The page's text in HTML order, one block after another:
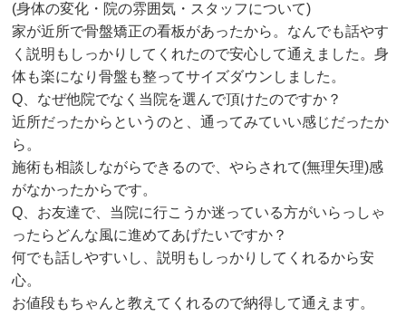
(身体の変化・院の雰囲気・スタッフについて)
家が近所で骨盤矯正の看板があったから。なんでも話やす
く説明もしっかりしてくれたので安心して通えました。身
体も楽になり骨盤も整ってサイズダウンしました。
Q 、なぜ他院でなく当院を選んで頂けたのですか？
近所だったからというのと、通ってみていい感じだったか
ら。
施術も相談しながらできるので、やらされて(無理矢理)感
がなかったからです。
Q 、お友達で、当院に行こうか迷っている方がいらっしゃ
ったらどんな風に進めてあげたいですか？
何でも話しやすいし、説明もしっかりしてくれるから安
心。
お値段もちゃんと教えてくれるので納得して通えます。